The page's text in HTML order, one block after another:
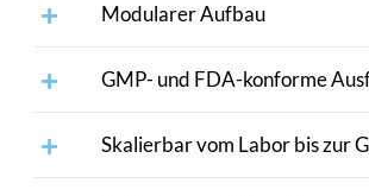
Modularer Aufbau
GMP- und FDA-konforme
Skalierbar vom Labor bis zur